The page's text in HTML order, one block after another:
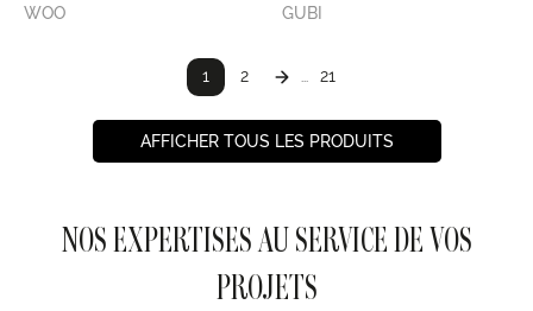
WOO GUBI
1 2 ... 21
AFFICHER TOUS LES PRODUITS
NOS EXPERTISES AU SERVICE DE VOS
PROJETS